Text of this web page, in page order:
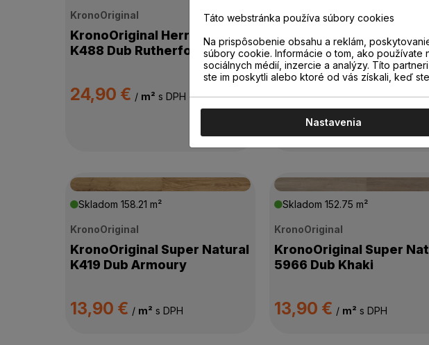
KronoOriginal
KronoOriginal Herringbone
K488 Dub Rutherford
24,90 € / m² s DPH
KronoOriginal
KronoOriginal Organic
Classic 5947 (1519) Dub
Historic
19,90 €/m²s DPH
Skladom158.21 m²
KronoOriginal
KronoOriginal Super Natural
K419 Dub Armoury
13,90 € / m² s DPH
Skladom152.75 m²
KronoOriginal
KronoOriginal Super
5966 Dub Khaki
13,90 € / m² s DPH
Táto webstránka používa súbory cookies
Na prispôsobenie obsahu a reklám,
súbory cookie. Informácie o tom, ako používate
sociálnych médií, inzercie a analýzy. Títo
ste im poskytli alebo ktoré od vás získali, keď
Nastavenia